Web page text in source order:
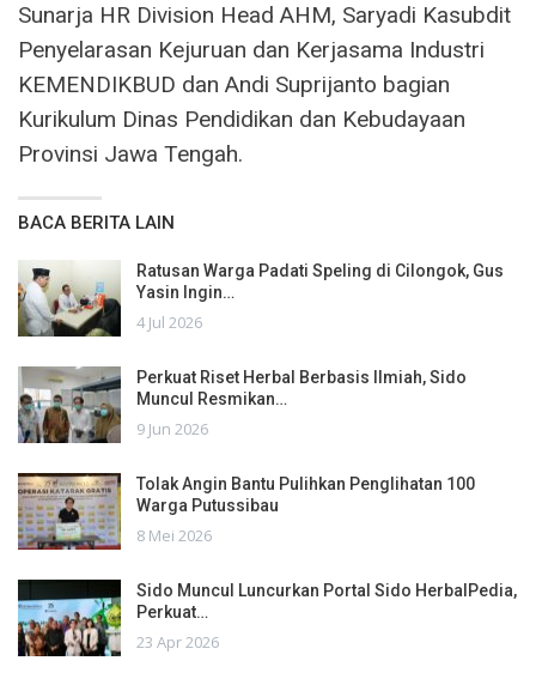
Sunarja HR Division Head AHM, Saryadi Kasubdit
Penyelarasan Kejuruan dan Kerjasama Industri
KEMENDIKBUD dan Andi Suprijanto bagian
Kurikulum Dinas Pendidikan dan Kebudayaan
Provinsi Jawa Tengah.
BACA BERITA LAIN
Ratusan Warga Padati Speling di Cilongok, Gus
Yasin Ingin…
4 Jul 2026
Perkuat Riset Herbal Berbasis Ilmiah, Sido
Muncul Resmikan…
9 Jun 2026
Tolak Angin Bantu Pulihkan Penglihatan 100
Warga Putussibau
8 Mei 2026
Sido Muncul Luncurkan Portal Sido HerbalPedia,
Perkuat…
23 Apr 2026